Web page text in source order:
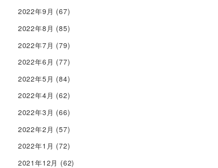
2022年9月 (67)
2022年8月 (85)
2022年7月 (79)
2022年6月 (77)
2022年5月 (84)
2022年4月 (62)
2022年3月 (66)
2022年2月 (57)
2022年1月 (72)
2021年12月 (62)